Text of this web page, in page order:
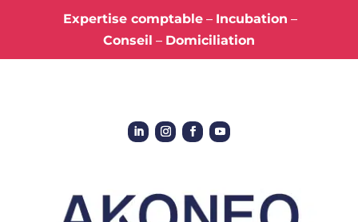
Expertise comptable – Incubation –
Conseil – Domiciliation